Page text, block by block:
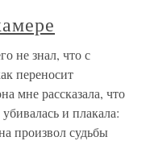
не знал, что с
переносит
мне рассказала, что
и плакала:
произвол судьбы